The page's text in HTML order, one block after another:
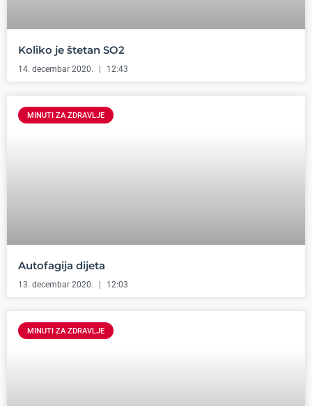
Koliko je štetan SO2
14. decembar 2020. 12:43
MINUTI ZA ZDRAVLJE
Autofagija dijeta
13. decembar 2020. 12:03
MINUTI ZA ZDRAVLJE